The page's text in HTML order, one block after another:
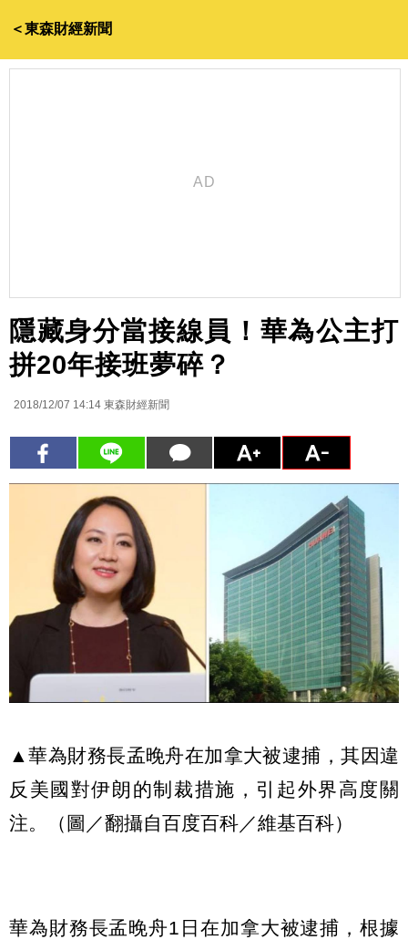
＜東森財經新聞
隱藏身分當接線員！華為公主打
拼20年接班夢碎？
2018/12/07 14:14 東森財經新聞
▲華為財務長孟晚舟在加拿大被逮捕，其因違
反美國對伊朗的制裁措施，引起外界高度關
注。（圖／翻攝自百度百科／維基百科）
華為財務長孟晚舟1日在加拿大被逮捕，根據